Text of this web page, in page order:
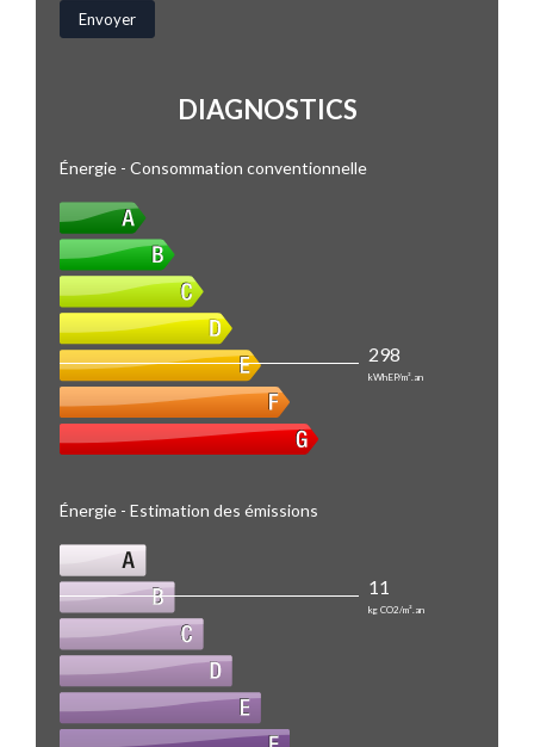
DIAGNOSTICS
Énergie - Consommation conventionnelle
298
kWhEP/m².an
Énergie - Estimation des émissions
11
kg CO2/m².an